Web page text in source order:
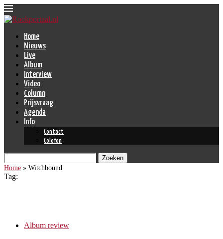
Home
Nieuws
Live
Album
Interview
Video
Column
Prijsvraag
Agenda
Info
Contact
Colofon
Zoeken
Home » Witchbound
Tag:
Album review